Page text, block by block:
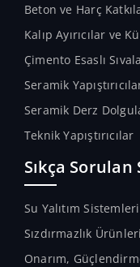
Beton ve Harç
Kalıp Ayırıcılar ve
Çimento Esaslı
Seramik
Seramik Derz
Teknik Yapıştırıcılar
Sıkça
Su Yalıtım
Sızdırmazlık
Onarım,